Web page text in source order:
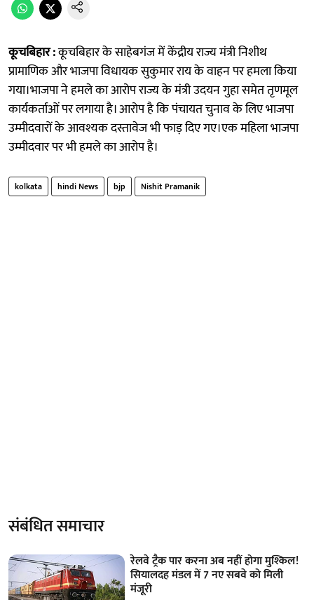
कूचबिहार :कूचबिहार के साहेबगंज में केंद्रीय राज्य मंत्री निशीथ
प्रामाणिक और भाजपा विधायक सुकुमार राय के वाहन पर हमला किया
गया।भाजपा ने हमले का आरोप राज्य के मंत्री उदयन गुहा समेत तृणमूल
कार्यकर्ताओं पर लगाया है। आरोप है कि पंचायत चुनाव के लिए भाजपा
उम्मीदवारों के आवश्यक दस्तावेज भी फाड़ दिए गए।एक महिला भाजपा
उम्मीदवार पर भी हमले का आरोप है।
kolkata hindi News bjp Nishit Pramanik
संबंधित समाचार
रेलवे ट्रैक पार करना अब नहीं होगा मुश्किल!
सियालदह मंडल में 7 नए सबवे को मिली
मंजूरी